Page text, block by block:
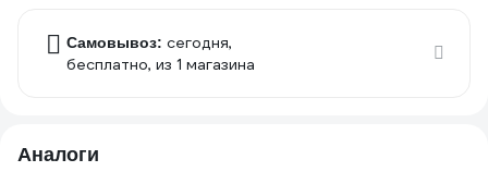
Самовывоз: сегодня,
бесплатно, из 1 магазина
Аналоги